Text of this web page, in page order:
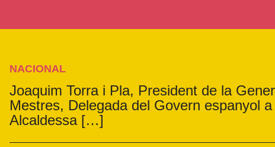
NACIONAL
Joaquim Torra i Pla, President de la
Mestres, Delegada del Govern espanyol
Alcaldessa […]